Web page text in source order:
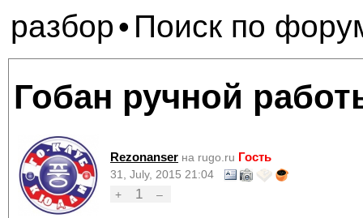
разбор• Поиск по
Гобан ручной
Rezonanser на rugo.ru Гость
31, July, 2015 21:04
+
1 –